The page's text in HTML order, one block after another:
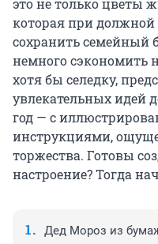
это не только цветы
которая при
сохранить семейный
немного сэкономить
хотя бы селедку,
увлекательных идей
год — с
инструкциями,
торжества. Готовы
настроение? Тогда
Дед Мороз из